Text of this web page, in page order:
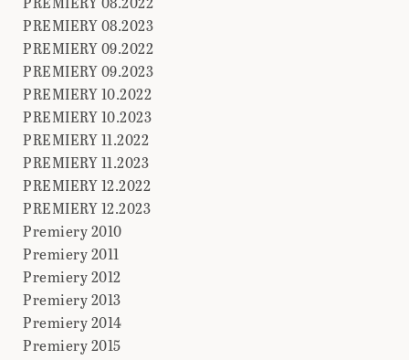
PREMIERY 08.2023
PREMIERY 09.2022
PREMIERY 09.2023
PREMIERY 10.2022
PREMIERY 10.2023
PREMIERY 11.2022
PREMIERY 11.2023
PREMIERY 12.2022
PREMIERY 12.2023
Premiery 2010
Premiery 2011
Premiery 2012
Premiery 2013
Premiery 2014
Premiery 2015